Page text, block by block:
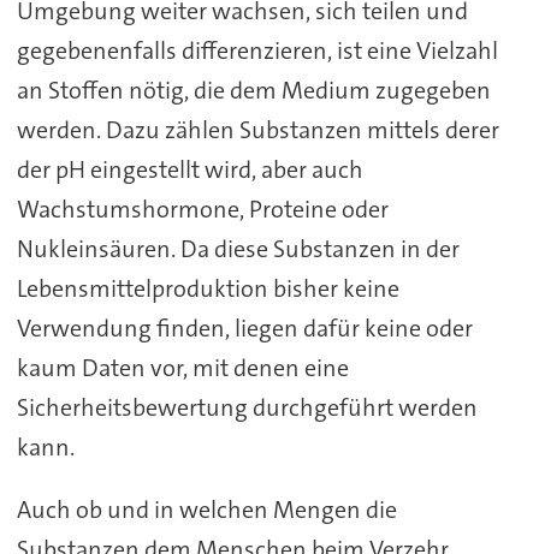
Umgebung weiter wachsen, sich teilen und
gegebenenfalls differenzieren, ist eine Vielzahl
an Stoffen nötig, die dem Medium zugegeben
werden. Dazu zählen Substanzen mittels derer
der pH eingestellt wird, aber auch
Wachstumshormone, Proteine oder
Nukleinsäuren. Da diese Substanzen in der
Lebensmittelproduktion bisher keine
Verwendung finden, liegen dafür keine oder
kaum Daten vor, mit denen eine
Sicherheitsbewertung durchgeführt werden
kann.
Auch ob und in welchen Mengen die